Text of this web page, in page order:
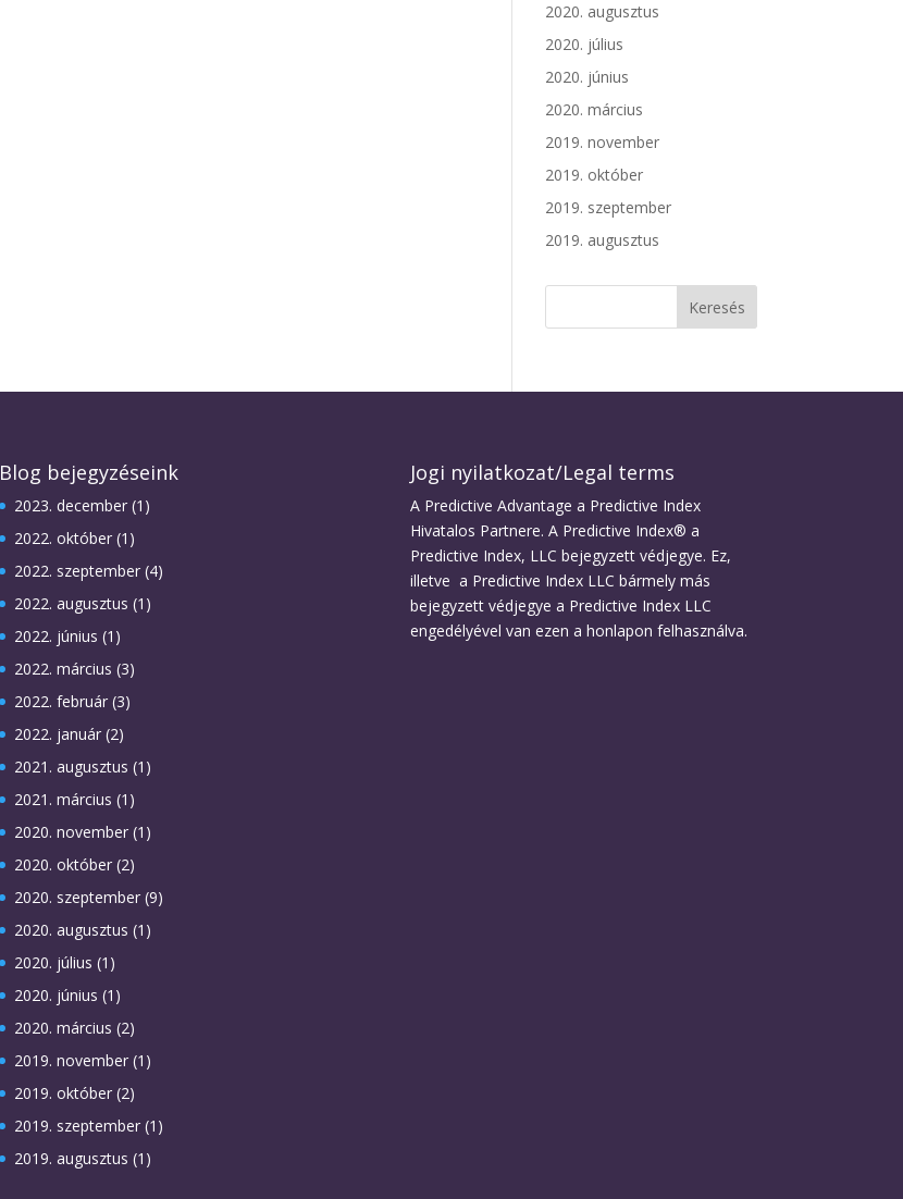
2020. augusztus
2020. július
2020. június
2020. március
2019. november
2019. október
2019. szeptember
2019. augusztus
Blog bejegyzéseink
2023. december(1)
2022. október(1)
2022. szeptember(4)
2022. augusztus (1)
2022. június (1)
2022. március (3)
2022. február(3)
2022. január(2)
2021. augusztus (1)
2021. március (1)
2020. november(1)
2020. október(2)
2020. szeptember(9)
2020. augusztus (1)
2020. július (1)
2020. június (1)
2020. március (2)
2019. november(1)
2019. október(2)
2019. szeptember(1)
2019. augusztus (1)
Jogi nyilatkozat/Legal terms
A Predictive Advantage a Predictive Index
Hivatalos Partnere. A Predictive Index® a
Predictive Index, LLC bejegyzett védjegye. Ez,
illetve a Predictive Index LLC bármely más
bejegyzett védjegye a Predictive Index LLC
engedélyével van ezen a honlapon felhasználva.